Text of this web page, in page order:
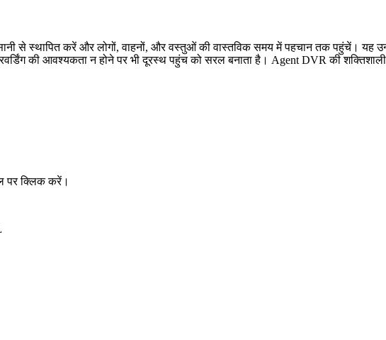
से स्थापित करें और लोगों, वाहनों, और वस्तुओं की वास्तविक समय में पहचान तक पहुंचें। यह
की आवश्यकता न होने पर भी दूरस्थ पहुंच को सरल बनाता है। Agent DVR की शक्तिशाली
पर क्लिक करें।